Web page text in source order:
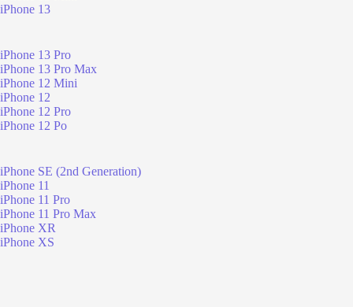
iPhone 13
iPhone 13 Pro
iPhone 13 Pro Max
iPhone 12 Mini
iPhone 12
iPhone 12 Pro
iPhone 12 Po
iPhone SE (2nd Generation)
iPhone 11
iPhone 11 Pro
iPhone 11 Pro Max
iPhone XR
iPhone XS